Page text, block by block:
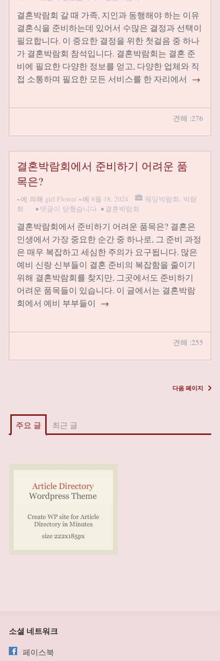
결혼박람회 갈 때 가족, 지인과 동행해야 하는 이유
결혼식을 준비하는데 있어서 수많은 결정과 선택이
필요합니다. 이 중요한 결정을 위한 첫걸음 중 하나
가 결혼박람회 참석입니다. 결혼박람회는 결혼 준
비에 필요한 다양한 정보를 얻고, 다양한 업체와 직
접 소통하며 필요한 모든 서비스를 한 자리에서 →
견해 :276
결혼박람회에서 준비하기 어려운 품
목은?
~에 의해 girl Flower ~에 8월 18, 2024 웨딩박람회, 박람
회
• 댓글이 닫혔습니다. • 결혼박람회
결혼박람회에서 준비하기 어려운 품목은? 결혼은
인생에서 가장 중요한 순간 중 하나로, 그 준비 과정
은 매우 복잡하고 세심한 주의가 요구됩니다. 많은
예비 신랑 신부들이 결혼 준비의 복잡함을 줄이기
위해 결혼박람회를 찾지만, 그곳에서도 준비하기
어려운 품목들이 있습니다. 이 글에서는 결혼박람
회에서 예비 부부들이 →
견해 :255
다음 페이지
주요 글 최근 글
소셜 네트워크
페이스북